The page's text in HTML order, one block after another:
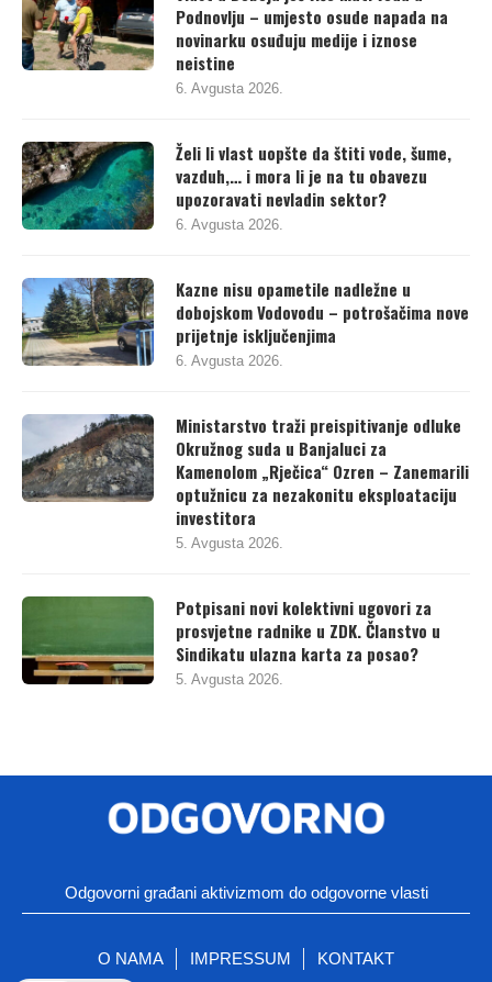
Vlast u Doboju još više muti vodu u
Podnovlju – umjesto osude napada na
novinarku osuđuju medije i iznose
neistine
6. Avgusta 2026.
Želi li vlast uopšte da štiti vode, šume,
vazduh,… i mora li je na tu obavezu
upozoravati nevladin sektor?
6. Avgusta 2026.
Kazne nisu opametile nadležne u
dobojskom Vodovodu – potrošačima nove
prijetnje isključenjima
6. Avgusta 2026.
Ministarstvo traži preispitivanje odluke
Okružnog suda u Banjaluci za
Kamenolom „Rječica“ Ozren – Zanemarili
optužnicu za nezakonitu eksploataciju
investitora
5. Avgusta 2026.
Potpisani novi kolektivni ugovori za
prosvjetne radnike u ZDK. Članstvo u
Sindikatu ulazna karta za posao?
5. Avgusta 2026.
Odgovorni građani aktivizmom do odgovorne vlasti
O NAMA IMPRESSUM KONTAKT